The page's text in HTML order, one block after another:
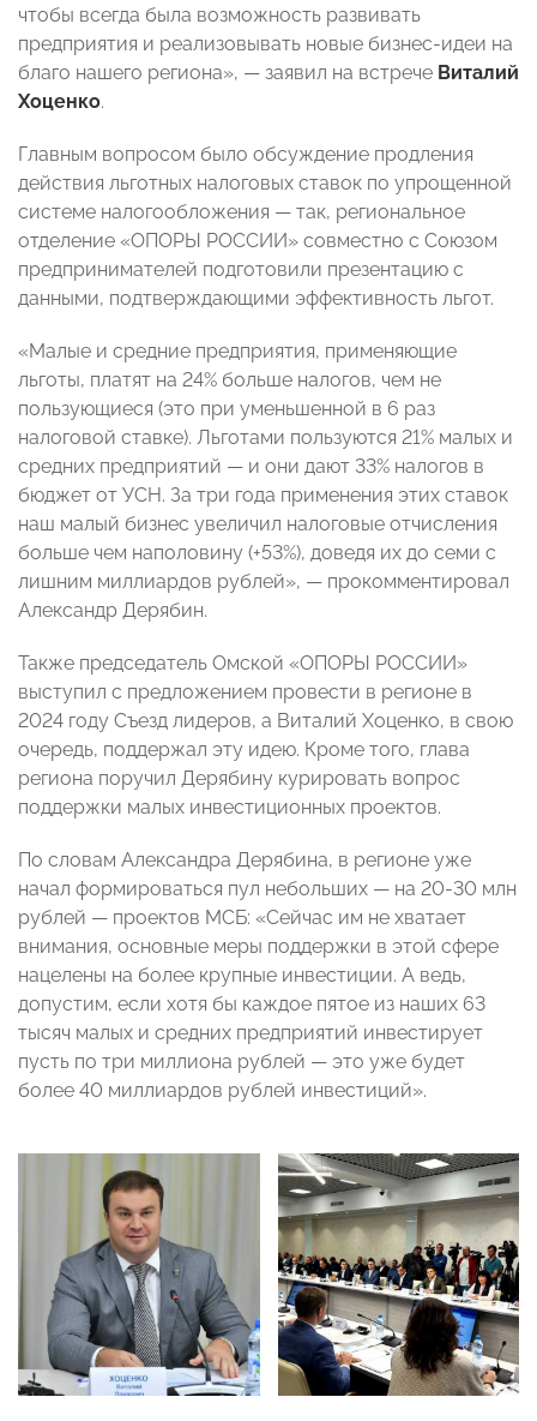
чтобы всегда была возможность развивать
предприятия и реализовывать новые бизнес-идеи на
благо нашего региона», — заявил на встрече Виталий
Хоценко.
Главным вопросом было обсуждение продления
действия льготных налоговых ставок по упрощенной
системе налогообложения — так, региональное
отделение «ОПОРЫ РОССИИ» совместно с Союзом
предпринимателей подготовили презентацию с
данными, подтверждающими эффективность льгот.
«Малые и средние предприятия, применяющие
льготы, платят на 24% больше налогов, чем не
пользующиеся (это при уменьшенной в 6 раз
налоговой ставке). Льготами пользуются 21% малых и
средних предприятий — и они дают 33% налогов в
бюджет от УСН. За три года применения этих ставок
наш малый бизнес увеличил налоговые отчисления
больше чем наполовину (+53%), доведя их до семи с
лишним миллиардов рублей», — прокомментировал
Александр Дерябин.
Также председатель Омской «ОПОРЫ РОССИИ»
выступил с предложением провести в регионе в
2024 году Съезд лидеров, а Виталий Хоценко, в свою
очередь, поддержал эту идею. Кроме того, глава
региона поручил Дерябину курировать вопрос
поддержки малых инвестиционных проектов.
По словам Александра Дерябина, в регионе уже
начал формироваться пул небольших — на 20-30 млн
рублей — проектов МСБ: «Сейчас им не хватает
внимания, основные меры поддержки в этой сфере
нацелены на более крупные инвестиции. А ведь,
допустим, если хотя бы каждое пятое из наших 63
тысяч малых и средних предприятий инвестирует
пусть по три миллиона рублей — это уже будет
более 40 миллиардов рублей инвестиций».